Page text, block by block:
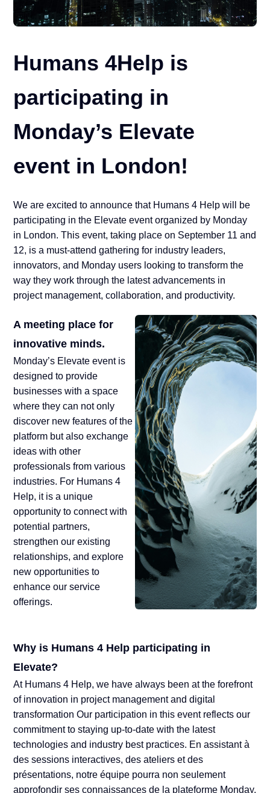
Humans 4Help is
participating in
Monday’s Elevate
event in London!
We are excited to announce that Humans 4 Help will be
participating in the Elevate event organized by Monday
in London. This event, taking place on September 11 and
12, is a must-attend gathering for industry leaders,
innovators, and Monday users looking to transform the
way they work through the latest advancements in
project management, collaboration, and productivity.
A meeting place for
innovative minds.
Monday’s Elevate event is
designed to provide
businesses with a space
where they can not only
discover new features of the
platform but also exchange
ideas with other
professionals from various
industries. For Humans 4
Help, it is a unique
opportunity to connect with
potential partners,
strengthen our existing
relationships, and explore
new opportunities to
enhance our service
offerings.
Why is Humans 4 Help participating in
Elevate?
At Humans 4 Help, we have always been at the forefront
of innovation in project management and digital
transformation Our participation in this event reflects our
commitment to staying up-to-date with the latest
technologies and industry best practices. En assistant à
des sessions interactives, des ateliers et des
présentations, notre équipe pourra non seulement
approfondir ses connaissances de la plateforme Monday,